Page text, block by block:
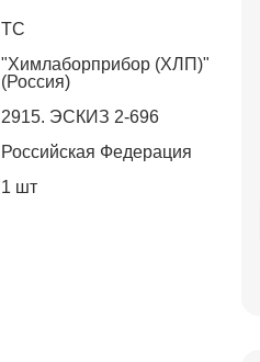
ТС
"Химлаборприбор (ХЛП)"
(Россия)
2915. ЭСКИЗ 2-696
Российская Федерация
1 шт